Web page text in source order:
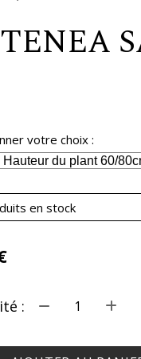
votre choix :
en stock
: